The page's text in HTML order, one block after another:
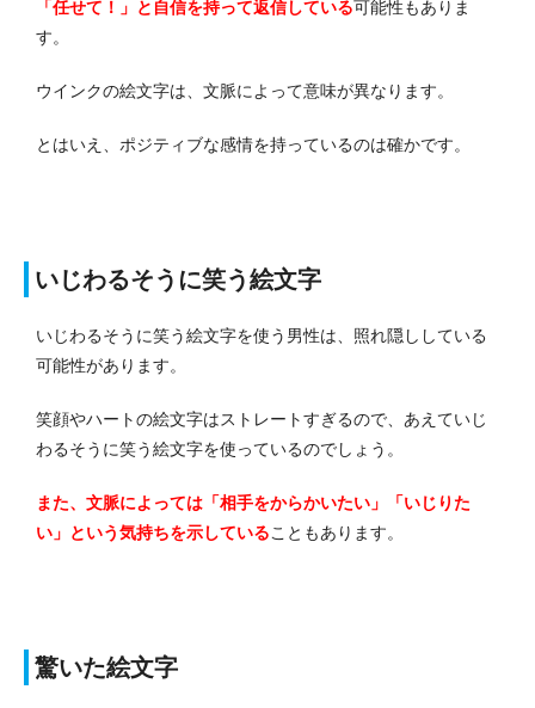
「任せて！」と自信を持って返信している可能性もありま
す。
ウインクの絵文字は、文脈によって意味が異なります。
とはいえ、ポジティブな感情を持っているのは確かです。
いじわるそうに笑う絵文字
いじわるそうに笑う絵文字を使う男性は、照れ隠ししている
可能性があります。
笑顔やハートの絵文字はストレートすぎるので、あえていじ
わるそうに笑う絵文字を使っているのでしょう。
また、文脈によっては「相手をからかいたい」「いじりた
い」という気持ちを示していることもあります。
驚いた絵文字